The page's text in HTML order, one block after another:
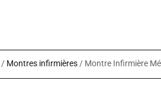
/ Montres infirmières / Montre Infirmière